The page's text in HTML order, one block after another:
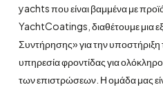
yachts που είναι βαμμένα με
YachtCoatings, διαθέτουμε μια
Συντήρησης» για την
υπηρεσία φροντίδας για
των επιστρώσεων. Η ομάδα μας